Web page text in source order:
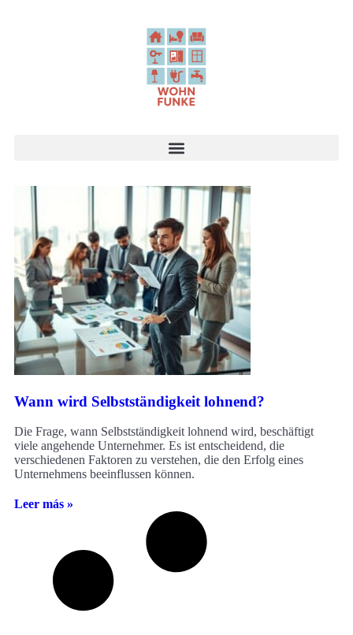
Wann wird Selbstständigkeit lohnend?
Die Frage, wann Selbstständigkeit lohnend wird, beschäftigt
viele angehende Unternehmer. Es ist entscheidend, die
verschiedenen Faktoren zu verstehen, die den Erfolg eines
Unternehmens beeinflussen können.
Leer más »